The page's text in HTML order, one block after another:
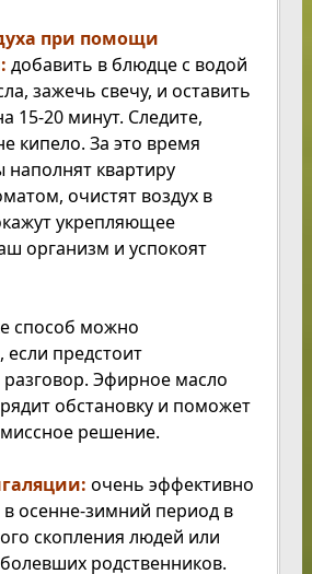
при помощи
добавить в блюдце с водой
зажечь свечу, и оставить
15-20 минут. Следите,
кипело. За это время
квартиру
очистят воздух в
укрепляющее
организм и успокоят
способ можно
если предстоит
Эфирное масло
обстановку и поможет
решение.
очень эффективно
в осенне-зимний период в
скопления людей или
родственников.